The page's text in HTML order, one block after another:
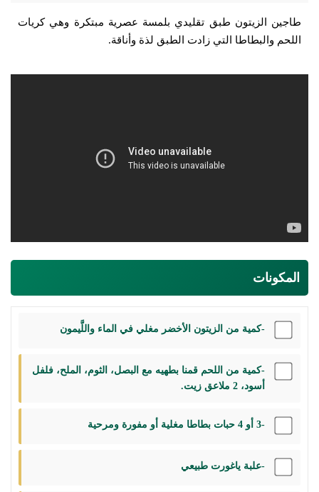
طاجين الزيتون طبق تقليدي بلمسة عصرية مبتكرة وهي كريات
اللحم والبطاطا التي زادت الطبق لذة وأناقة.
المكونات
-كمية من الزيتون الأخضر مغلي في الماء واللَّيمون
-كمية من اللحم قمنا بطهيه مع البصل، الثوم، الملح، فلفل
أسود، 2 ملاعق زيت.
-3 أو 4 حبات بطاطا مغلية أو مفورة ومرحية
-علبة ياغورت طبيعي